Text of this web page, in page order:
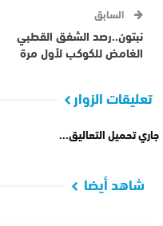
السابق
نبتون..رصد الشفق القطبي
الغامض للكوكب لأول مرة
تعليقات الزوار
جاري تحميل التعاليق...
شاهد أيضا